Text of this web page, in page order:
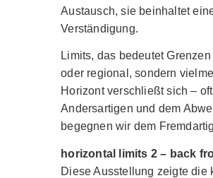
Austausch, sie beinhaltet
Verständigung.
Limits, das bedeutet
oder regional, sondern
Horizont verschließt sich –
Andersartigen und dem
begegnen wir dem
horizontal limits 2 – back
Diese Ausstellung zeigte die